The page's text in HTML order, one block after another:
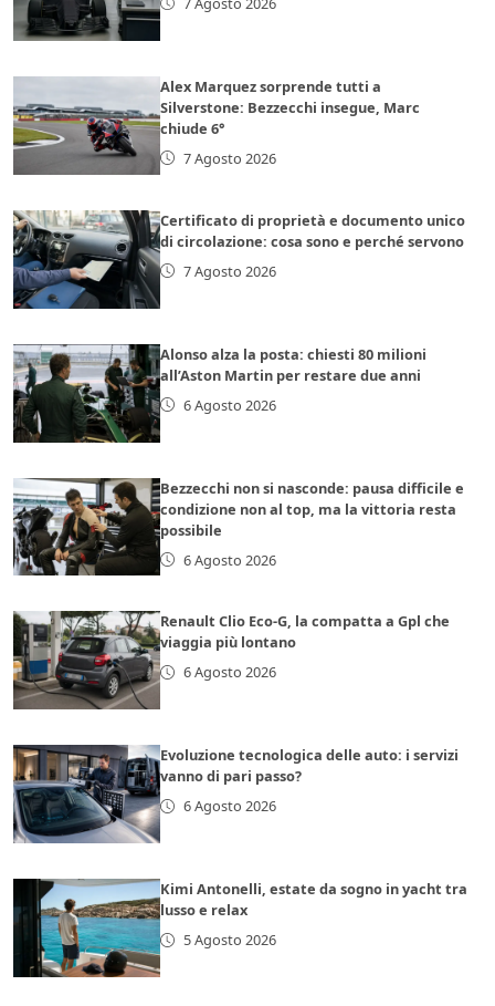
Alex Marquez sorprende tutti a
Silverstone: Bezzecchi insegue, Marc
chiude 6°
7 Agosto 2026
Certificato di proprietà e documento unico
di circolazione: cosa sono e perché servono
7 Agosto 2026
Alonso alza la posta: chiesti 80 milioni
all’Aston Martin per restare due anni
6 Agosto 2026
Bezzecchi non si nasconde: pausa difficile e
condizione non al top, ma la vittoria resta
possibile
6 Agosto 2026
Renault Clio Eco-G, la compatta a Gpl che
viaggia più lontano
6 Agosto 2026
Evoluzione tecnologica delle auto: i servizi
vanno di pari passo?
6 Agosto 2026
Kimi Antonelli, estate da sogno in yacht tra
lusso e relax
5 Agosto 2026